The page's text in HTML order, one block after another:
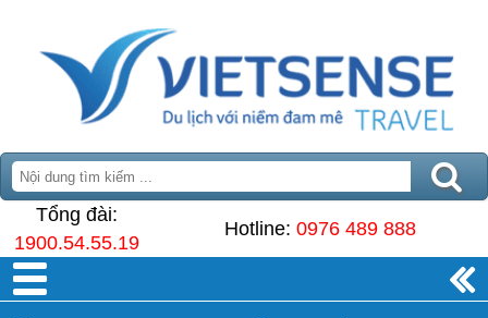
Tổng đài:
1900.54.55.19
Hotline: 0976 489 888